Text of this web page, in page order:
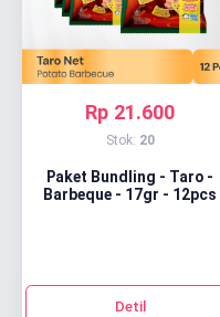
Rp 21.600
Stok: 20
Paket Bundling - Taro -
Barbeque - 17gr - 12pcs
Detil